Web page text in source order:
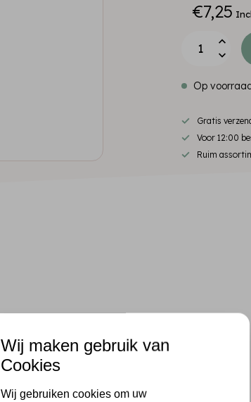
€7,25
Op
Gratis
Voor 12:00
Ruim
Wij maken gebruik van
Cookies
Wij gebruiken cookies om uw